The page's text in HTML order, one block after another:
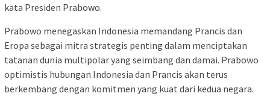
kata Presiden Prabowo.
Prabowo menegaskan Indonesia memandang Prancis dan
Eropa sebagai mitra strategis penting dalam menciptakan
tatanan dunia multipolar yang seimbang dan damai. Prabowo
optimistis hubungan Indonesia dan Prancis akan terus
berkembang dengan komitmen yang kuat dari kedua negara.